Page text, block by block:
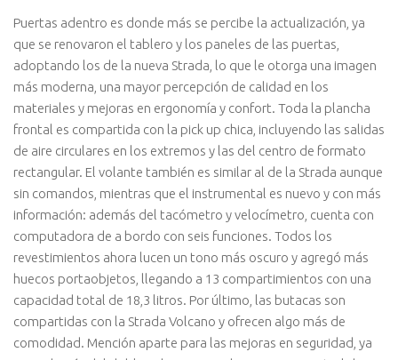
Puertas adentro es donde más se percibe la actualización, ya
que se renovaron el tablero y los paneles de las puertas,
adoptando los de la nueva Strada, lo que le otorga una imagen
más moderna, una mayor percepción de calidad en los
materiales y mejoras en ergonomía y confort. Toda la plancha
frontal es compartida con la pick up chica, incluyendo las salidas
de aire circulares en los extremos y las del centro de formato
rectangular. El volante también es similar al de la Strada aunque
sin comandos, mientras que el instrumental es nuevo y con más
información: además del tacómetro y velocímetro, cuenta con
computadora de a bordo con seis funciones. Todos los
revestimientos ahora lucen un tono más oscuro y agregó más
huecos portaobjetos, llegando a 13 compartimientos con una
capacidad total de 18,3 litros. Por último, las butacas son
compartidas con la Strada Volcano y ofrecen algo más de
comodidad. Mención aparte para las mejoras en seguridad, ya